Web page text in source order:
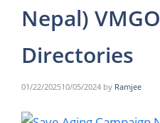
Nepal) VMGO
Directories
01/22/202510/05/2024 by Ramjee